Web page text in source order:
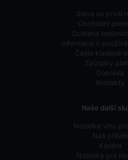
Sleva na první
Obchodní
Ochrana
Informace o
Často kladené
Způsoby
Doprava
Kontakty
Naše další
Nabídka vína
Náš příběh
Kariéra
Nabídka pro